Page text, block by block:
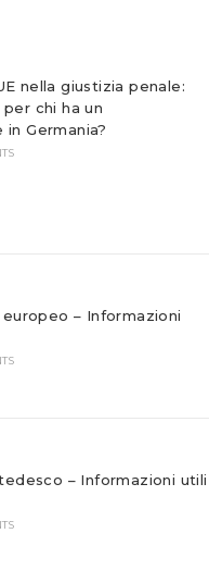
nella giustizia penale:
chi ha un
Germania?
– Informazioni
– Informazioni utili